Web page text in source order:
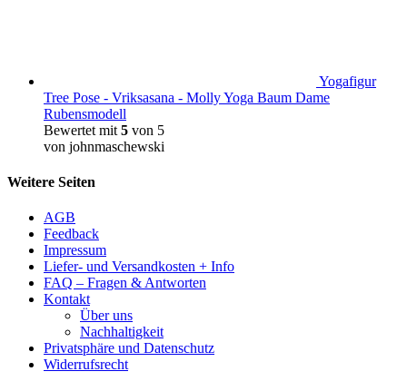
Yogafigur
Tree Pose - Vriksasana - Molly Yoga Baum Dame
Rubensmodell
Bewertet mit 5 von 5
von johnmaschewski
Weitere Seiten
AGB
Feedback
Impressum
Liefer- und Versandkosten + Info
FAQ – Fragen & Antworten
Kontakt
Über uns
Nachhaltigkeit
Privatsphäre und Datenschutz
Widerrufsrecht